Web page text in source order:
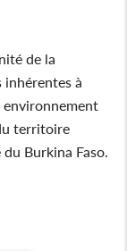
de la
à
environnement
territoire
Burkina Faso.